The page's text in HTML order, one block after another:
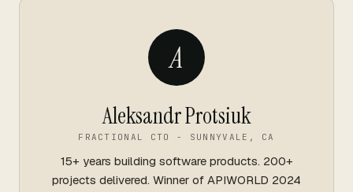
A
Aleksandr Protsiuk
FRACTIONAL CTO - SUNNYVALE, CA
15+ years building software products. 200+
projects delivered. Winner of APIWORLD 2024